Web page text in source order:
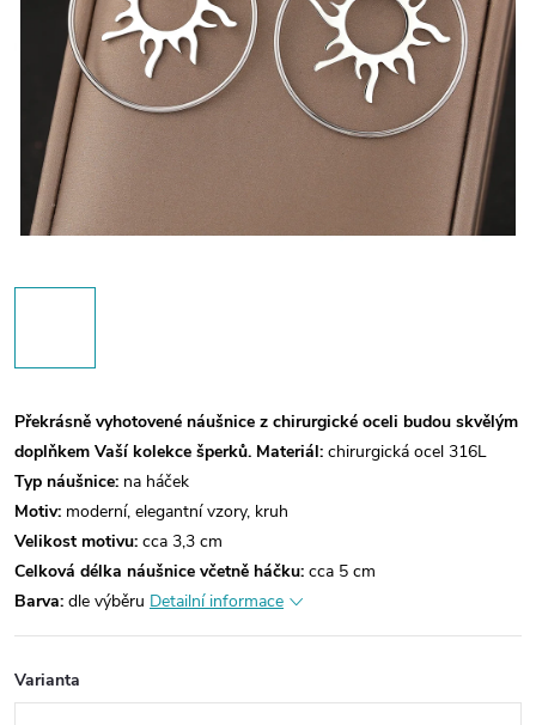
Překrásně vyhotovené náušnice z chirurgické oceli budou skvělým
doplňkem Vaší kolekce šperků. Materiál: chirurgická ocel 316L
Typ náušnice: na háček
Motiv: moderní, elegantní vzory, kruh
Velikost motivu: cca 3,3 cm
Celková délka náušnice včetně háčku: cca 5 cm
Barva: dle výběru Detailní informace
Varianta